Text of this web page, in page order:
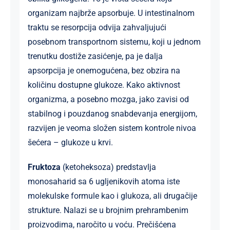
organizam najbrže apsorbuje. U intestinalnom
traktu se resorpcija odvija zahvaljujući
posebnom transportnom sistemu, koji u jednom
trenutku dostiže zasićenje, pa je dalja
apsorpcija je onemogućena, bez obzira na
količinu dostupne glukoze. Kako aktivnost
organizma, a posebno mozga, jako zavisi od
stabilnog i pouzdanog snabdevanja energijom,
razvijen je veoma složen sistem kontrole nivoa
šećera – glukoze u krvi.
Fruktoza (ketoheksoza) predstavlja
monosaharid sa 6 ugljenikovih atoma iste
molekulske formule kao i glukoza, ali drugačije
strukture. Nalazi se u brojnim prehrambenim
proizvodima, naročito u voću. Prečišćena